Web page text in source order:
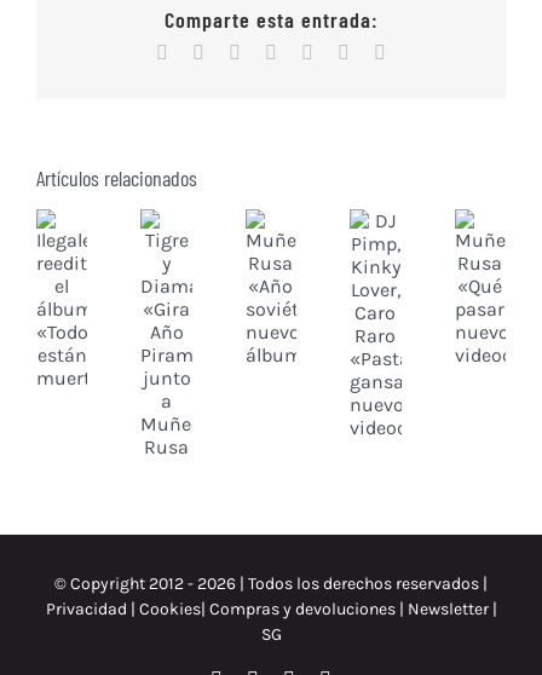
Comparte esta entrada:
Facebook Reddit WhatsApp
Tumblr
Artículos relacionados
© Copyright 2012 -2026 | Todos los derechos reservados |
Privacidad | Cookies| Compras y devoluciones| Newsletter |
SG